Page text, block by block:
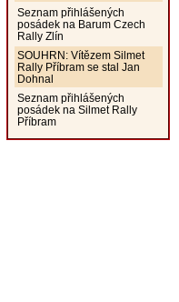
Seznam přihlášených
posádek na Barum Czech
Rally Zlín
SOUHRN: Vítězem Silmet
Rally Příbram se stal Jan
Dohnal
Seznam přihlášených
posádek na Silmet Rally
Příbram